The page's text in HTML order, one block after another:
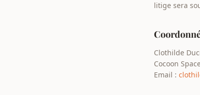
litige sera
Clothilde
Cocoon
Email :